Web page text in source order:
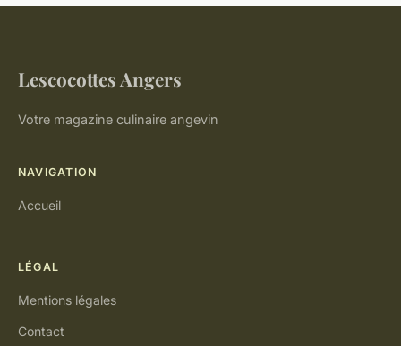
Lescocottes Angers
Votre magazine culinaire angevin
NAVIGATION
Accueil
LÉGAL
Mentions légales
Contact